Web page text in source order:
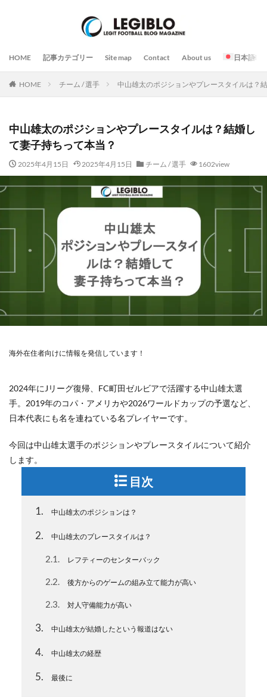
HOME 記事カテゴリー Site map Contact About us 日本語
HOME チーム / 選手 中山雄太のポジションやプレースタイルは？
中山雄太のポジションやプレースタイルは？結婚し
て妻子持ちって本当？
2025年4月15日 2025年4月15日 チーム / 選手 1602view
海外在住者向けに情報を発信しています！
2024年にJリーグ復帰、FC町田ゼルビアで活躍する中山雄太選
手。2019年のコパ・アメリカや2026ワールドカップの予選など、
日本代表にも名を連ねている名プレイヤーです。
今回は中山雄太選手のポジションやプレースタイルについて紹介
します。
目次
1 中山雄太のポジションは？
2 中山雄太のプレースタイルは？
2.1 レフティーのセンターバック
2.2 後方からのゲームの組み立て能力が高い
2.3 対人守備能力が高い
3 中山雄太が結婚したという報道はない
4 中山雄太の経歴
5 最後に